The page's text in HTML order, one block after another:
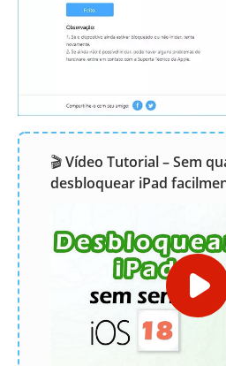
🎬Vídeo Tutorial – Sem
desbloquear iPad